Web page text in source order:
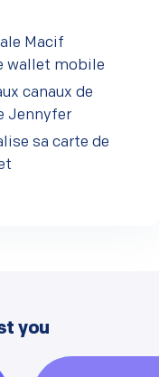
Macif
wallet mobile
canaux de
Jennyfer
sa carte de
you